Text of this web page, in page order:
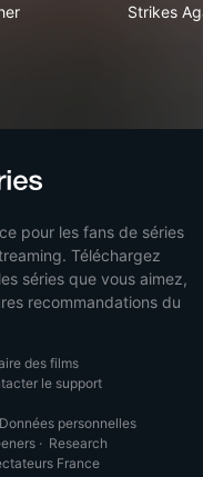
Strikes
pour les fans de séries
Téléchargez
séries que vous aimez,
recommandations du
des films
le support
Données personnelles
· Research
France